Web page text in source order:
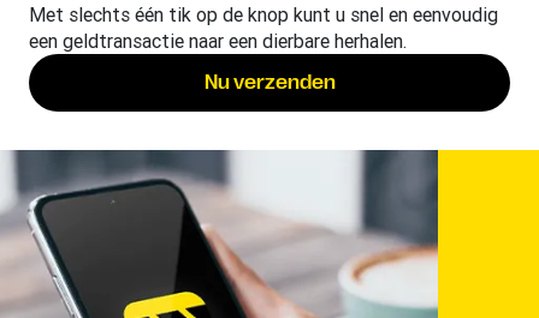
Met slechts één tik op de knop kunt u snel en eenvoudig
een geldtransactie naar een dierbare herhalen.
Nu verzenden